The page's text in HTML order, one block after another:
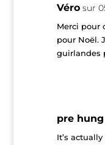
Véro sur
Merci pour
pour Noël.
guirlandes
pre
It’s